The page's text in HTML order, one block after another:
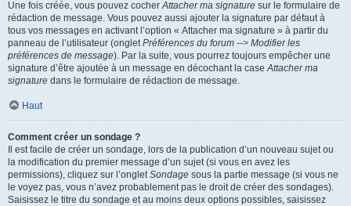
Une fois créée, vous pouvez cocherAttacher ma signature sur le formulaire de
rédaction de message. Vous pouvez aussi ajouter la signature par défaut à
tous vos messages en activant l’option « Attacher ma signature » à partir du
panneau de l’utilisateur (ongletPréférences du forum --> Modifier les
préférences de message). Par la suite, vous pourrez toujours empêcher une
signature d’être ajoutée à un message en décochant la caseAttacher ma
signature dans le formulaire de rédaction de message.
Haut
Comment créer un sondage ?
Il est facile de créer un sondage, lors de la publication d’un nouveau sujet ou
la modification du premier message d’un sujet (si vous en avez les
permissions), cliquez sur l’ongletSondage sous la partie message (si vous ne
le voyez pas, vous n’avez probablement pas le droit de créer des sondages).
Saisissez le titre du sondage et au moins deux options possibles, saisissez